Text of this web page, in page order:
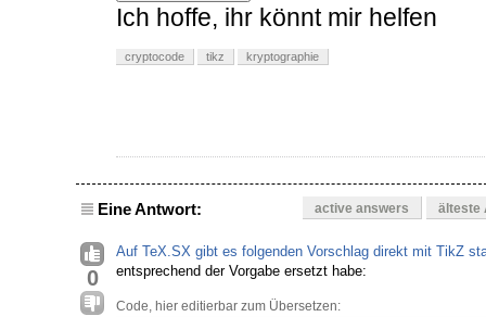
Ich hoffe, ihr könnt mir helfen
cryptocode tikz kryptographie
Eine Antwort: active answers älteste
0
Auf TeX.SX gibt es folgenden Vorschlag direkt mit TikZ
entsprechend der Vorgabe ersetzt habe:
Code, hier editierbar zum Übersetzen: